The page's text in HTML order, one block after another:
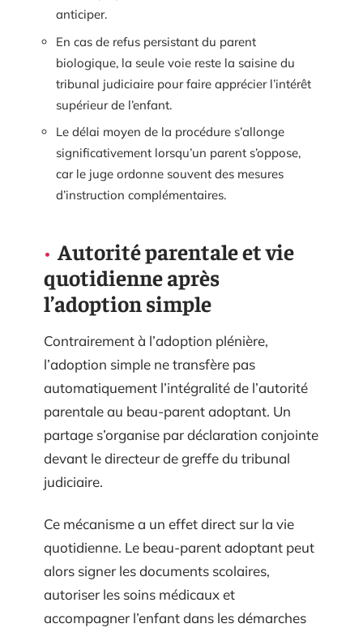
anticiper.
En cas de refus persistant du parent
biologique, la seule voie reste la saisine du
tribunal judiciaire pour faire apprécier l’intérêt
supérieur de l’enfant.
Le délai moyen de la procédure s’allonge
significativement lorsqu’un parent s’oppose,
car le juge ordonne souvent des mesures
d’instruction complémentaires.
Autorité parentale et vie
quotidienne après
l’adoption simple
Contrairement à l’adoption plénière,
l’adoption simple ne transfère pas
automatiquement l’intégralité de l’autorité
parentale au beau-parent adoptant. Un
partage s’organise par déclaration conjointe
devant le directeur de greffe du tribunal
judiciaire.
Ce mécanisme a un effet direct sur la vie
quotidienne. Le beau-parent adoptant peut
alors signer les documents scolaires,
autoriser les soins médicaux et
accompagner l’enfant dans les démarches